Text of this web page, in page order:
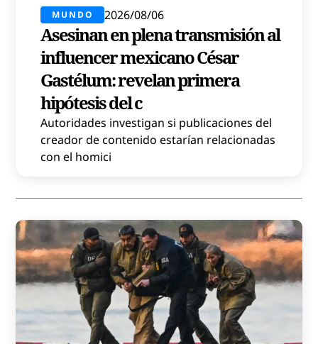
MUNDO 2026/08/06
Asesinan en plena transmisión al
influencer mexicano César
Gastélum: revelan primera
hipótesis del c
Autoridades investigan si publicaciones del
creador de contenido estarían relacionadas
con el homici